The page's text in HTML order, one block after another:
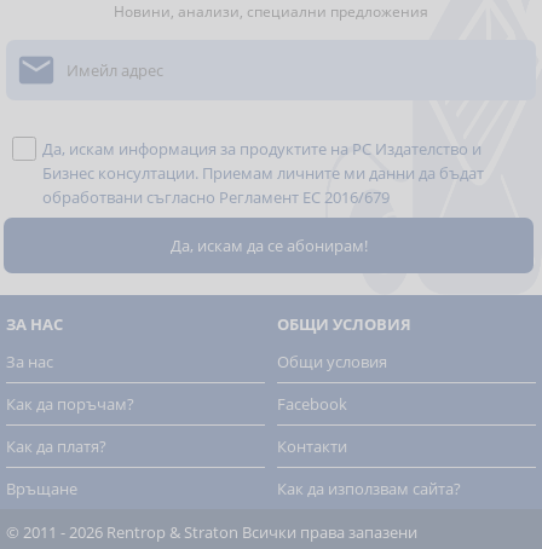
Новини, анализи, специални предложения

Да, искам информация за продуктите на РС Издателство и
Бизнес консултации. Приемам личните ми данни да бъдат
обработвани съгласно Регламент ЕС 2016/679
ЗА НАС
За нас
Как да поръчам?
Как да платя?
Връщане
ОБЩИ УСЛОВИЯ
Общи условия
Facebook
Контакти
Как да използвам сайта?
© 2011 - 2026 Rentrop & Straton Всички права запазени